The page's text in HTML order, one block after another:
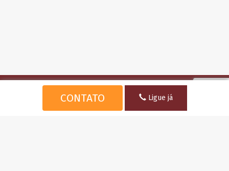
CONTATO Ligue já
MARIA JOSÉ SANT’ANA - CRECI 7951